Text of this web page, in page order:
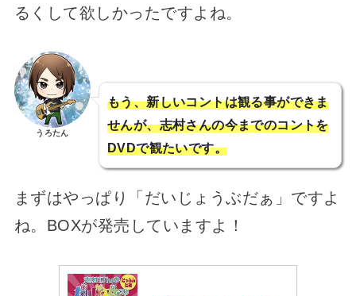
るくして欲しかったですよね。
うろたん
もう、新しいコントは観る事ができま
せんが、志村さんの今までのコントを
DVDで観たいです。
まずはやっぱり「だいじょうぶだぁ」ですよ
ね。BOXが発売していますよ！